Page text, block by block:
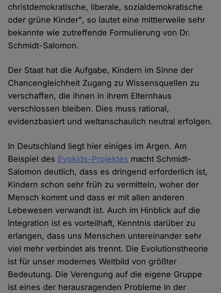
christdemokratische, liberale, sozialdemokratische
oder grüne Kinder", so lautet eine mittlerweile sehr
bekannte wie zutreffende Formulierung von Dr.
Schmidt-Salomon.
Der Staat hat die Aufgabe, Kindern im Sinne der
Chancengleichheit Zugang zu Wissensquellen zu
verschaffen, die ihnen in ihrem Elternhaus
verschlossen bleiben. Dies muss rational,
evidenzbasiert und weltanschaulich neutral erfolgen.
In Deutschland liegt hier einiges im Argen. Am
Beispiel des Evokids-Projektes macht Schmidt-
Salomon deutlich, dass es dringend erforderlich ist,
Kindern schon sehr früh zu vermitteln, woher der
Mensch kommt und dass er mit allen anderen
Lebewesen verwandt ist. Auch im Hinblick auf die
Integration ist es vorteilhaft, Kenntnis darüber zu
erlangen, dass uns Menschen untereinander sehr
viel mehr verbindet als trennt. Die Evolutionstheorie
ist für unser modernes Weltbild von größter
Bedeutung. Die Verengung auf die eigene Gruppe
ist eines der herausragenden Probleme in der